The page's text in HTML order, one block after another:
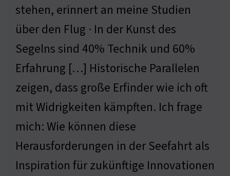
stehen, erinnert an meine Studien
über den Flug · In der Kunst des
Segelns sind 40% Technik und 60%
Erfahrung […] Historische Parallelen
zeigen, dass große Erfinder wie ich oft
mit Widrigkeiten kämpften. Ich frage
mich: Wie können diese
Herausforderungen in der Seefahrt als
Inspiration für zukünftige Innovationen